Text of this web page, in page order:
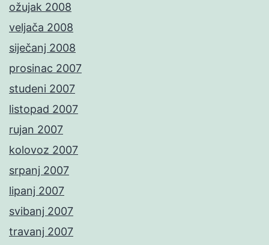
ožujak 2008
veljača 2008
siječanj 2008
prosinac 2007
studeni 2007
listopad 2007
rujan 2007
kolovoz 2007
srpanj 2007
lipanj 2007
svibanj 2007
travanj 2007